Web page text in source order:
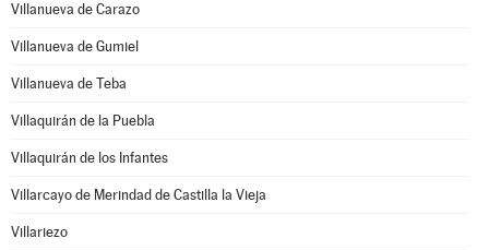
Villanueva de Carazo
Villanueva de Gumiel
Villanueva de Teba
Villaquirán de la Puebla
Villaquirán de los Infantes
Villarcayo de Merindad de Castilla la Vieja
Villariezo